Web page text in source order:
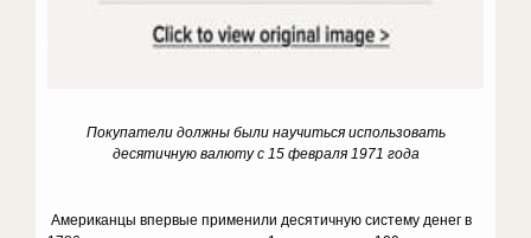
Покупатели должны были научиться использовать
десятичную валюту с 15 февраля 1971 года
Американцы впервые применили десятичную систему денег в